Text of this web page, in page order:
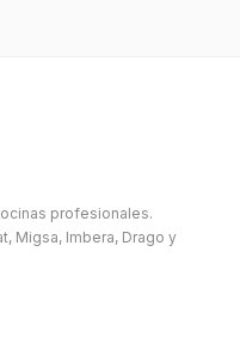
profesionales.
Migsa, Imbera, Drago y